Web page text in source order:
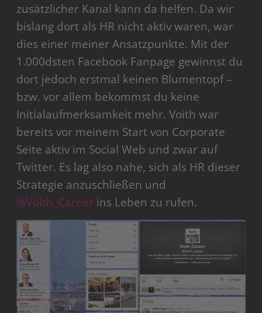
zusätzlicher Kanal kann da helfen. Da wir
bislang dort als HR nicht aktiv waren, war
dies einer meiner Ansatzpunkte. Mit der
1.000dsten Facebook Fanpage gewinnst du
dort jedoch erstmal keinen Blumentopf –
bzw. vor allem bekommst du keine
Initialaufmerksamkeit mehr. Voith war
bereits vor meinem Start von Corporate
Seite aktiv im Social Web und zwar auf
Twitter. Es lag also nahe, sich als HR dieser
Strategie anzuschließen und
@Voith_Career ins Leben zu rufen.